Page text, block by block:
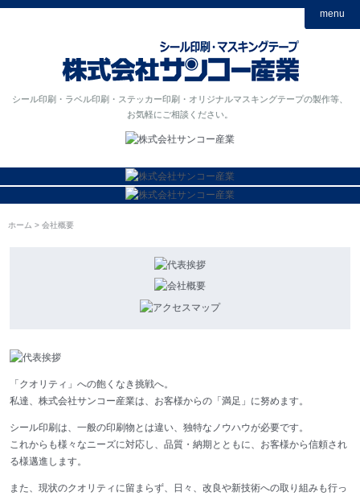
シール印刷・ラベル印刷・ステッカー印刷・オリジナルマスキングテープの製作等、
お気軽にご相談ください。
menu
ホーム 会社概要
「クオリティ」への飽くなき挑戦へ。
私達、株式会社サンコー産業は、お客様からの「満足」に努めます。
シール印刷は、一般の印刷物とは違い、独特なノウハウが必要です。
これからも様々なニーズに対応し、品質・納期とともに、お客様から信頼され
る様邁進します。
また、現状のクオリティに留まらず、日々、改良や新技術への取り組みも行っ